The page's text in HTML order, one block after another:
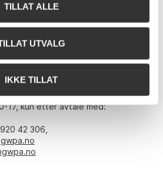
TILLAT ALLE
UTVALG
IKKE TILLAT
17, kun etter avtale med:
42 306,